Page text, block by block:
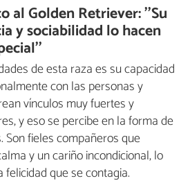
al Golden Retriever: ''Su
y sociabilidad lo hacen
de esta raza es su capacidad
con las personas y
vínculos muy fuertes y
y eso se percibe en la forma de
Son fieles compañeros que
y un cariño incondicional, lo
que se contagia.